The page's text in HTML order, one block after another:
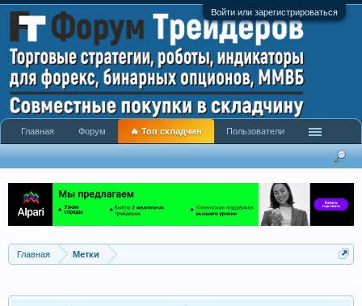
Войти или зарегистрироваться
Главная Метки
Главная Форум 🔥 Топ складчин Пользователи